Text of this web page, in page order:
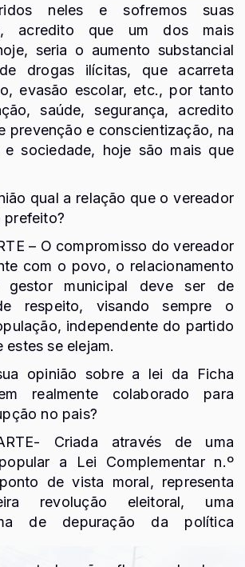
neles e sofremos suas
acredito que um dos mais
seria o aumento substancial
drogas ilícitas, que acarreta
evasão escolar, etc., por tanto
saúde, segurança, acredito
prevenção e conscientização, na
e sociedade, hoje são mais que
qual a relação que o vereador
prefeito?
– O compromisso do vereador
com o povo, o relacionamento
municipal deve ser de
respeito, visando sempre o
independente do partido
estes se elejam.
opinião sobre a lei da Ficha
realmente colaborado para
no pais?
Criada através de uma
a Lei Complementar n.º
de vista moral, representa
revolução eleitoral, uma
de depuração da política